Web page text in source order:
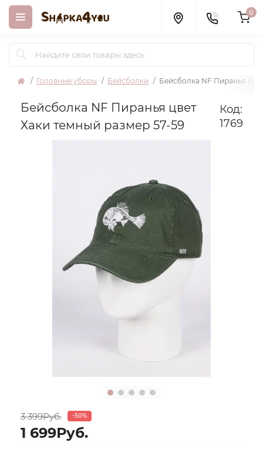
0
Головные уборы Бейсболки Бейсболка NF Пиранья
Бейсболка NF Пиранья цвет
Хаки темный размер 57-59
Код:
1769
3 399Руб. -50%
1 699Руб.